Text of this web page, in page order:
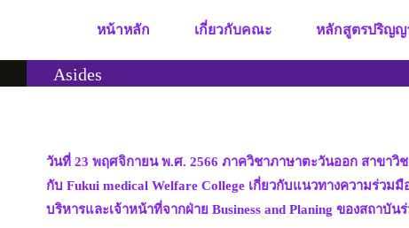
content
หน้าหลัก เกี่ยวกับคณะ หลักสูตรปริญ
Asides
วันที่ 23 พฤศจิกายน พ.ศ. 2566 ภาควิชาภาษาตะวันออก สาข
กับ Fukui medical Welfare College เกี่ยวกับแนวทางความร่
บริหารและเจ้าหน้าที่จากฝ่าย Business and Planing ของสถาบัน